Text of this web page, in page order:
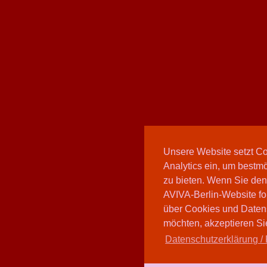
Unsere Website setzt
Analytics ein, um
zu bieten. Wenn Sie
AVIVA-Berlin-Website
über Cookies und
möchten, akzeptieren
Datenschutzerklärung /